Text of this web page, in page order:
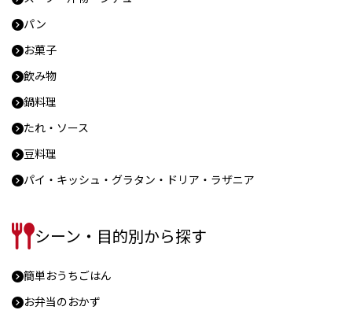
パン
お菓子
飲み物
鍋料理
たれ・ソース
豆料理
パイ・キッシュ・グラタン・ドリア・ラザニア
シーン・目的別から探す
簡単おうちごはん
お弁当のおかず